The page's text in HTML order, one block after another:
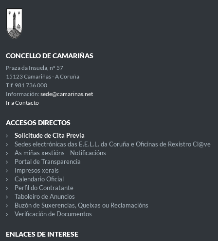
CONCELLO DE CAMARIÑAS
Praza da Insuela, nº 57
15123 Camariñas - A Coruña
Tlf. 981 736 000
Información: sede@camarinas.net
Ir a Contacto
ACCESOS DIRECTOS
Solicitude de Cita Previa
Sedes electrónicas das E.E.L.L. da Coruña e Oficinas de Rexistro Cl@ve
As miñas xestións - Notificacións
Portal de Transparencia
Impresos xerais
Calendario Oficial
Perfil do Contratante
Taboleiro de Anuncios
Buzón de Suxerencias, Queixas ou Reclamacións
Verificación de Documentos
ENLACES DE INTERESE